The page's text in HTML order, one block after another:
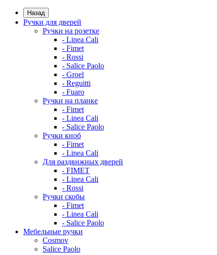
Назад
Ручки для дверей
Ручки на розетке
- Linea Cali
- Fimet
- Rossi
- Salice Paolo
- Groel
- Reguitti
- Fuaro
Ручки на планке
- Fimet
- Linea Cali
- Salice Paolo
Ручки кноб
- Fimet
- Linea Cali
Для раздвижных дверей
- FIMET
- Linea Cali
- Rossi
Ручки скобы
- Fimet
- Linea Cali
- Salice Paolo
Мебельные ручки
Cosmov
Salice Paolo